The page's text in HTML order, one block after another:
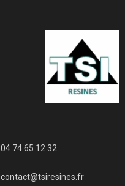
04 74 65 12 32
contact@tsiresines.fr